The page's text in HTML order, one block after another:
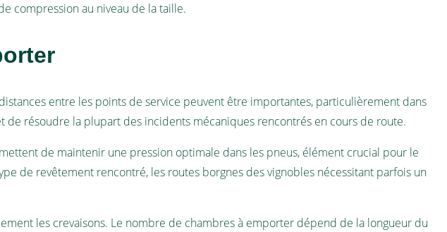
compression au niveau de la taille.
entre les points de service peuvent être importantes, particulièrement dans
résoudre la plupart des incidents mécaniques rencontrés en cours de route.
de maintenir une pression optimale dans les pneus, élément crucial pour le
de revêtement rencontré, les routes borgnes des vignobles nécessitant parfois un
les crevaisons. Le nombre de chambres à emporter dépend de la longueur du